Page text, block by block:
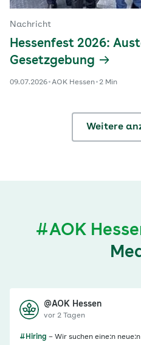
Nachricht
Hessenfest 2026:
Gesetzgebung
09.07.2026 AOK Hessen 2 Min
Weitere
#AOK
@AOK Hessen
vor 2 Tagen
#Hiring – Wir suchen eine:n